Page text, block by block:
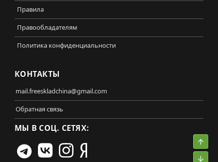
Правила
Правообладателям
Политика конфиденциальности
КОНТАКТЫ
mail.freeskladchina@gmail.com
Обратная связь
МЫ В СОЦ. СЕТЯХ: